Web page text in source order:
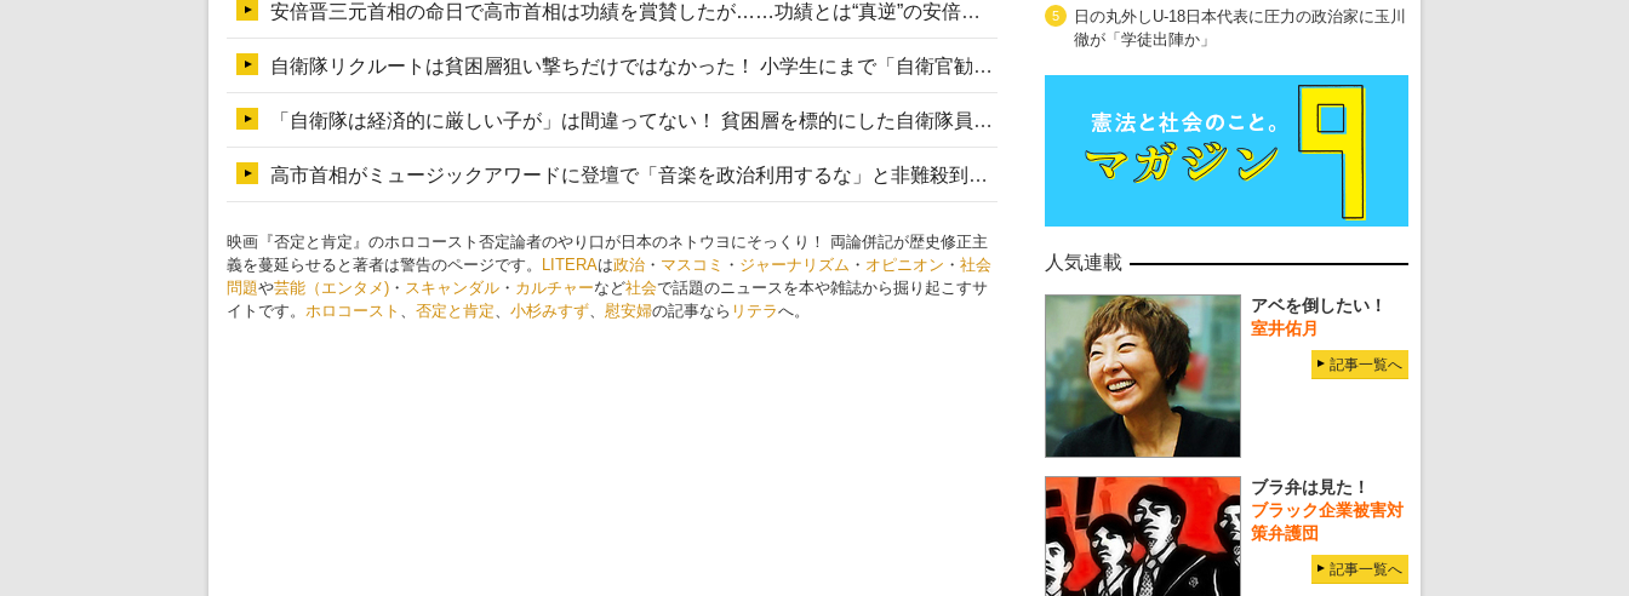
安倍晋三元首相の命日で高市首相は功績を賞賛したが……功績とは“真逆”の安倍元首相のトンデモ発言を振り返る
自衛隊リクルートは貧困層狙い撃ちだけではなかった！ 小学生にまで「自衛官勧誘」目的のパンフレット作成
「自衛隊は経済的に厳しい子が」は間違ってない！ 貧困層を標的にした自衛隊員募集、やす子、山上被告も…日本でも進む“経済的徴兵制”
高市首相がミュージックアワードに登壇で「音楽を政治利用するな」と非難殺到！ MAJの国策的本質を批判する声も
映画『否定と肯定』のホロコースト否定論者のやり口が日本のネトウヨにそっくり！ 両論併記が歴史修正主
義を蔓延らせると著者は警告のページです。
LITERAは政治 ・ マスコミ ・ ジャーナリズム ・ オピニオン ・ 社会
問題や芸能（エンタメ) ・ スキャンダル ・ カルチャーなど社会で話題のニュースを本や雑誌から掘り起こすサ
イトです。 ホロコースト 、 否定と肯定、 小杉みすず、 慰安婦の記事なら リテラへ。
5
日の丸外しU-18日本代表に圧力の政治家に玉川
徹が「学徒出陣か」
人気連載
アベを倒したい！
室井佑月
記事一覧へ
ブラ弁は見た！
ブラック企業被害対
策弁護団
記事一覧へ